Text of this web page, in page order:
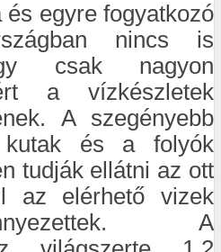
egyre fogyatkozó
nincs is
csak nagyon
a vízkészletek
A szegényebb
kutak és a folyók
tudják ellátni az ott
az elérhető vizek
A